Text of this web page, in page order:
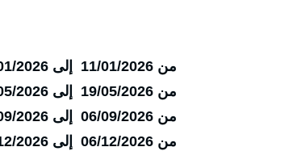
من 11/01/2026 إلى 15/01/2026
من 19/05/2026 إلى 14/05/2026
من 06/09/2026 إلى 10/09/2026
من 06/12/2026 إلى 10/12/2026